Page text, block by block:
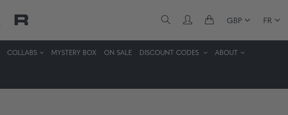
GBP FR
COLLABS MYSTERY BOX ON SALE DISCOUNT CODES ABOUT